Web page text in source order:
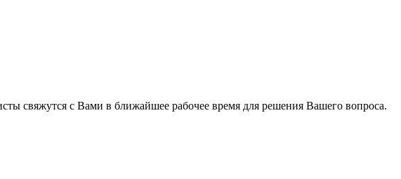
свяжутся с Вами в ближайшее рабочее время для решения Вашего вопроса.